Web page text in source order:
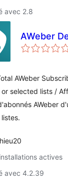
avec 2.8
AWeber
AWeber
selected lists /
AWeber
actives
avec 4.2.39